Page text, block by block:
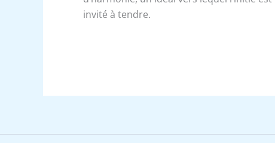
invité à tendre.